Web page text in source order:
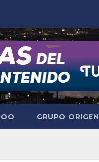
GRUPO ORIGEN